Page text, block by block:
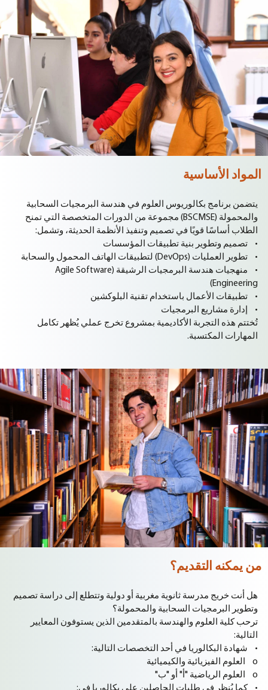
المواد الأساسية
يتضمن برنامج بكالوريوس العلوم في هندسة البرمجيات السحابية
والمحمولة (BSCMSE) مجموعة من الدورات المتخصصة التي تمنح
الطلاب أساسًا قويًا في تصميم وتنفيذ الأنظمة الحديثة، وتشمل:
• تصميم وتطوير بنية تطبيقات المؤسسات
• تطوير العمليات (DevOps) لتطبيقات الهاتف المحمول والسحابة
• منهجيات هندسة البرمجيات الرشيقة (Agile Software
Engineering)
• تطبيقات الأعمال باستخدام تقنية البلوكشين
• إدارة مشاريع البرمجيات
تُختتم هذه التجربة الأكاديمية بمشروع تخرج عملي يُظهر تكامل
المهارات المكتسبة.
من يمكنه التقديم؟
هل أنت خريج مدرسة ثانوية مغربية أو دولية وتتطلع إلى دراسة تصميم
وتطوير البرمجيات السحابية والمحمولة؟
ترحب كلية العلوم والهندسة بالمتقدمين الذين يستوفون المعايير
التالية:
• شهادة البكالوريا في أحد التخصصات التالية:
o العلوم الفيزيائية والكيميائية
o العلوم الرياضية "أ" أو "ب"